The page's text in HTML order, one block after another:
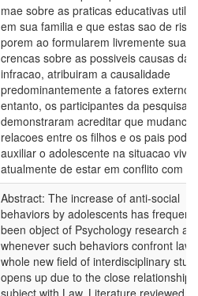
mae sobre as praticas educativas
em sua familia e que estas sao de
porem ao formularem livremente suas
crencas sobre as possiveis causas da
infracao, atribuiram a causalidade
predominantemente a fatores
entanto, os participantes da pesquisa
demonstraram acreditar que
relacoes entre os filhos e os pais
auxiliar o adolescente na situacao
atualmente de estar em conflito com a
Abstract: The increase of anti-social
behaviors by adolescents has
been object of Psychology research
whenever such behaviors confront law,
whole new field of interdisciplinary
opens up due to the close relationship
subject with Law. Literature reviewed